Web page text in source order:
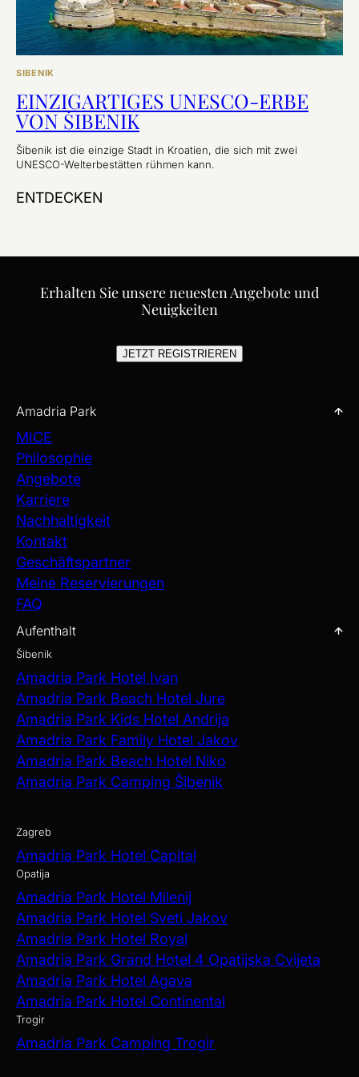
SIBENIK
EINZIGARTIGES UNESCO-ERBE
VON ŠIBENIK
Šibenik ist die einzige Stadt in Kroatien, die sich mit zwei
UNESCO-Welterbestätten rühmen kann.
ENTDECKEN
Erhalten Sie unsere neuesten Angebote und
Neuigkeiten
JETZT REGISTRIEREN
Amadria Park
MICE
Philosophie
Angebote
Karriere
Nachhaltigkeit
Kontakt
Geschäftspartner
Meine Reservierungen
FAQ
Aufenthalt
Šibenik
Amadria Park Hotel Ivan
Amadria Park Beach Hotel Jure
Amadria Park Kids Hotel Andrija
Amadria Park Family Hotel Jakov
Amadria Park Beach Hotel Niko
Amadria Park Camping Šibenik
Zagreb
Amadria Park Hotel Capital
Opatija
Amadria Park Hotel Milenij
Amadria Park Hotel Sveti Jakov
Amadria Park Hotel Royal
Amadria Park Grand Hotel 4 Opatijska Cvijeta
Amadria Park Hotel Agava
Amadria Park Hotel Continental
Trogir
Amadria Park Camping Trogir